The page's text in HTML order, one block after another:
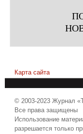
Карта сайта
© 2003-2023 Журнал
Все права защищены
Использование
разрешается только